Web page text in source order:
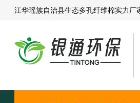
江华瑶族自治县生态多孔纤维棉实力厂